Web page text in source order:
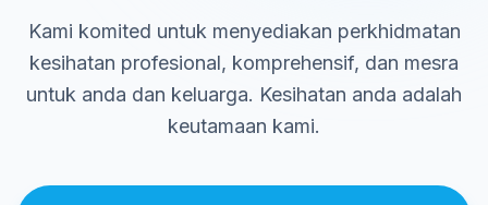
Kami komited untuk menyediakan perkhidmatan
kesihatan profesional, komprehensif, dan mesra
untuk anda dan keluarga. Kesihatan anda adalah
keutamaan kami.